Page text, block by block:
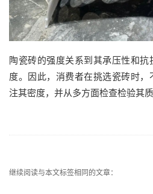
陶瓷砖的强度关系到其承压性和
度。因此，消费者在挑选瓷砖时
注其密度，并从多方面检查检验其质
继续阅读与本文标签相同的文章：